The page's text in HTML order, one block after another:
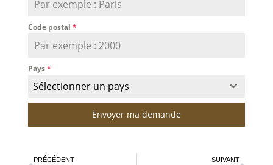
Code postal *
Pays*
Sélectionner un pays
Envoyer ma demande
PRÉCÉDENT SUIVANT